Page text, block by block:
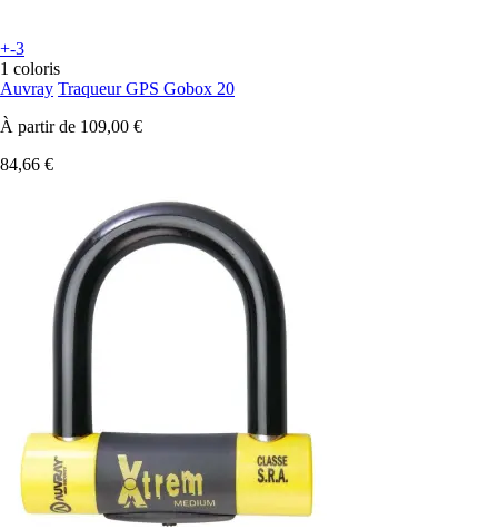
+-3
1 coloris
Auvray Traqueur GPS Gobox 20
À partir de 109,00 €
84,66 €